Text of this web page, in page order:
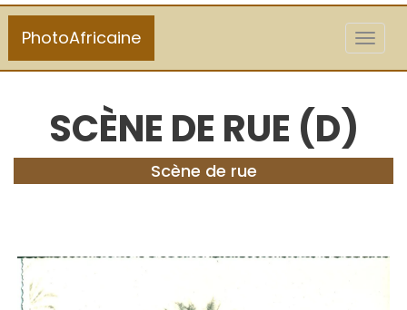
PhotoAfricaine
SCÈNE DE RUE (D)
Scène de rue